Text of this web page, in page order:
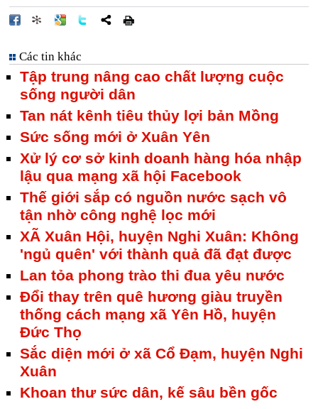
Các tin khác
Tập trung nâng cao chất lượng cuộc
sống người dân
Tan nát kênh tiêu thủy lợi bản Mồng
Sức sống mới ở Xuân Yên
Xử lý cơ sở kinh doanh hàng hóa nhập
lậu qua mạng xã hội Facebook
Thế giới sắp có nguồn nước sạch vô
tận nhờ công nghệ lọc mới
XÃ Xuân Hội, huyện Nghi Xuân: Không
'ngủ quên' với thành quả đã đạt được
Lan tỏa phong trào thi đua yêu nước
Đổi thay trên quê hương giàu truyền
thống cách mạng xã Yên Hồ, huyện
Đức Thọ
Sắc diện mới ở xã Cổ Đạm, huyện Nghi
Xuân
Khoan thư sức dân, kế sâu bền gốc